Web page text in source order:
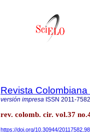
Revista
versión impresa ISSN 2011-7582
rev. colomb. cir. vol.37
https://doi.org/10.30944/